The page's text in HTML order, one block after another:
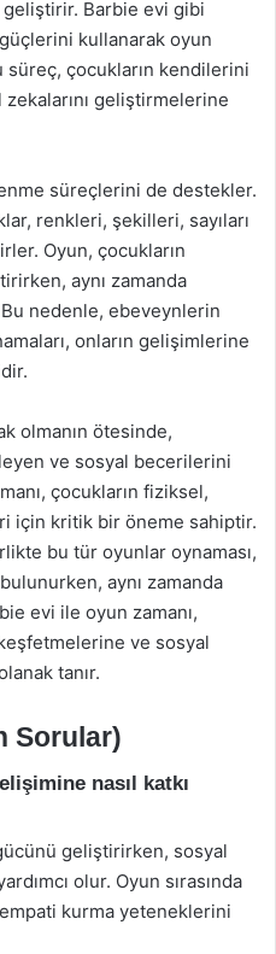
Barbie evi gibi
kullanarak oyun
süreç, çocukların kendilerini
geliştirmelerine
süreçlerini de destekler.
renkleri, şekilleri, sayıları
Oyun, çocukların
aynı zamanda
nedenle, ebeveynlerin
onların gelişimlerine
olmanın ötesinde,
ve sosyal becerilerini
çocukların fiziksel,
için kritik bir öneme sahiptir.
bu tür oyunlar oynaması,
aynı zamanda
evi ile oyun zamanı,
ve sosyal
tanır.
Sorular)
nasıl katkı
geliştirirken, sosyal
olur. Oyun sırasında
kurma yeteneklerini